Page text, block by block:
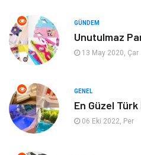
Organizasyon
Tatil
Turizm
GÜNDEM
Unutulmaz
13 May 2020, Çar
GENEL
En Güzel Türk
06 Eki 2022, Per